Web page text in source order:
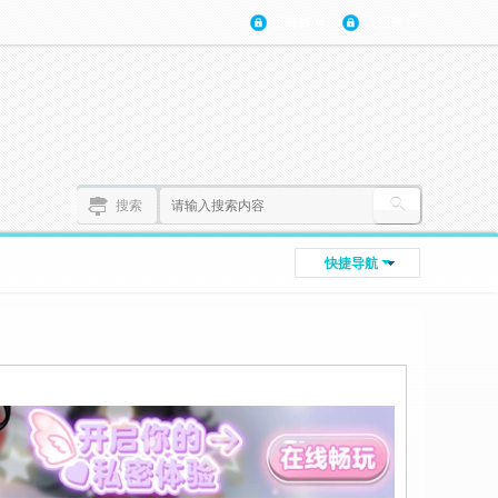
搜索
快捷导航